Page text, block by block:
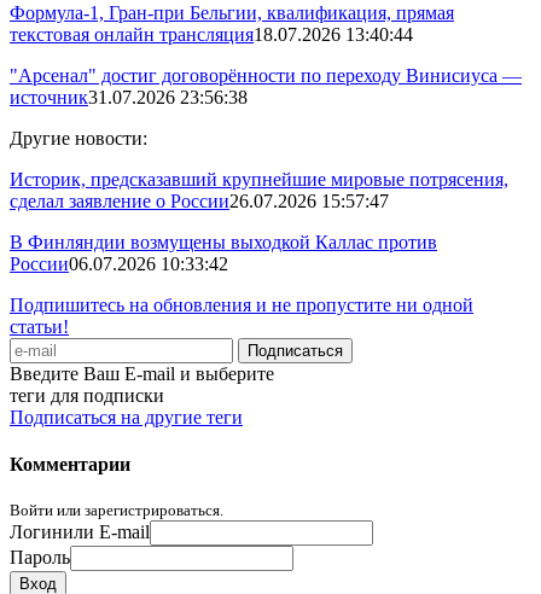
Формула-1, Гран-при Бельгии, квалификация, прямая
текстовая онлайн трансляция18.07.2026 13:40:44
"Арсенал" достиг договорённости по переходу Винисиуса —
источник31.07.2026 23:56:38
Другие новости:
Историк, предсказавший крупнейшие мировые потрясения,
сделал заявление о России26.07.2026 15:57:47
В Финляндии возмущены выходкой Каллас против
России06.07.2026 10:33:42
Подпишитесь на обновления и не пропустите ни одной
статьи!
Введите Ваш E-mail и выберите
теги для подписки
Подписаться на другие теги
Комментарии
Войти или зарегистрироваться.
Логинили E-mail
Пароль